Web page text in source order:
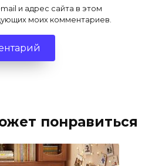
и адрес сайта в этом
моих комментариев.
понравиться